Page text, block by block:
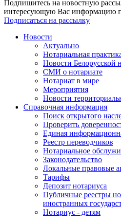
Подпишитесь на новостную
интересующую Вас информацию
Подписаться на рассылку
Новости
Актуально
Нотариальная
Новости Белорусской
СМИ о нотариате
Нотариат в мире
Мероприятия
Новости
Справочная информация
Поиск открытого
Проверить
Единая
Реестр переводчиков
Нотариальное
Законодательство
Локальные правовые
Тарифы
Депозит нотариуса
Публичные реестры
иностранных
Нотариус - детям